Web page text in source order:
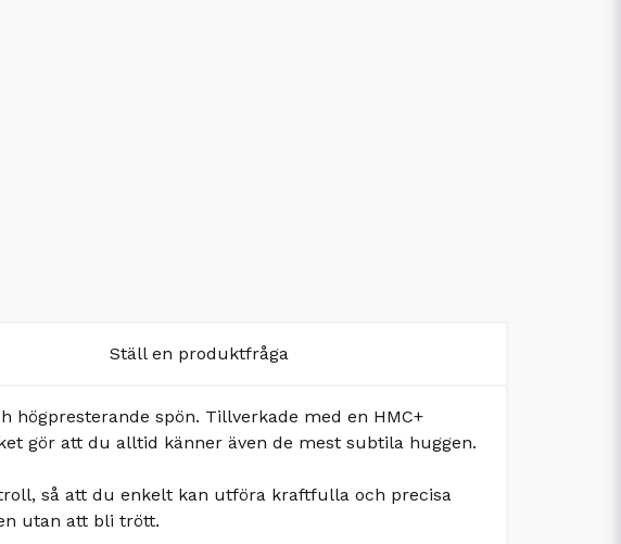
Ställ en produktfråga
spön. Tillverkade med en HMC+
gör att du alltid känner även de mest subtila huggen.
så att du enkelt kan utföra kraftfulla och precisa
utan att bli trött.